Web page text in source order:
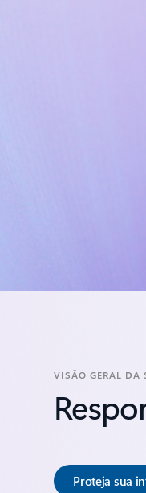
VISÃO GERAL DA
Proteja sua